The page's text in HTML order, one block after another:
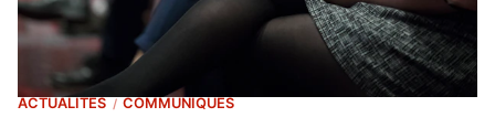
ACTUALITÉS / COMMUNIQUÉS